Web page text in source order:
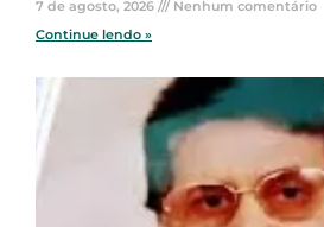
7 de agosto, 2026
Nenhum comentário
Continue lendo »